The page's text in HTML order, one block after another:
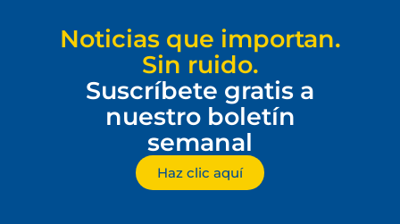
Noticias que importan.
Sin ruido.
Suscríbete gratis a
nuestro boletín
semanal
Haz clic aquí